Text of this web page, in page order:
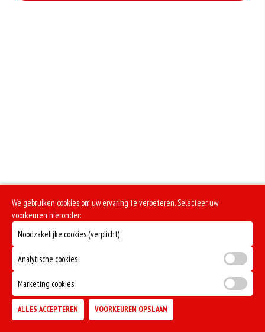
We gebruiken cookies om uw ervaring te verbeteren. Selecteer uw
voorkeuren hieronder:
Noodzakelijke cookies (verplicht)
Analytische cookies
Marketing cookies
ALLES ACCEPTEREN VOORKEUREN OPSLAAN